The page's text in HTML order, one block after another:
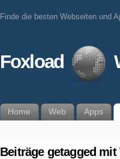
Finde die besten Webseiten und
Foxload
Home Web Apps
Beiträge getagged mit